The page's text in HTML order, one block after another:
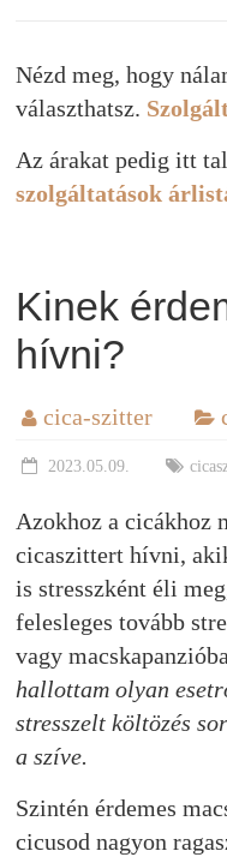
Nézd meg, hogy
választhatsz.
Az árakat pedig itt
szolgáltatások
Kinek
hívni?
cica-szitter
2023.05.09.
Azokhoz a cicákhoz
cicaszittert hívni,
is stresszként éli
felesleges tovább
vagy
hallottam olyan
stresszelt költözés
a szíve.
Szintén érdemes
cicusod nagyon